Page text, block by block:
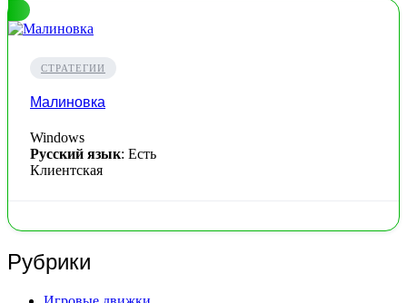
СТРАТЕГИИ
Малиновка
Windows
Русский язык: Есть
Клиентская
Рубрики